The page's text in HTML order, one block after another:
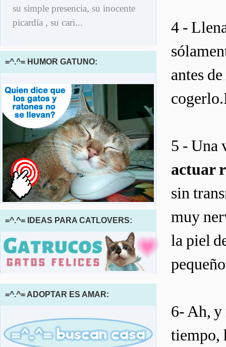
4 -
antes
5 - Una
actuar
sin
muy
la piel
6- Ah, y
tiempo,
su simple presencia, su inocente
picardía , su cari...
=^.^= HUMOR GATUNO:
=^.^= IDEAS PARA CATLOVERS:
=^.^= ADOPTAR ES AMAR: